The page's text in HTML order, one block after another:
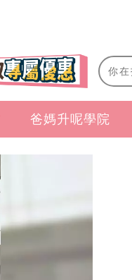
爸媽升呢學院